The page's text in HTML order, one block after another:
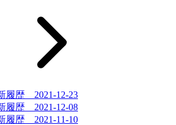
履歴 2021-12-23
履歴 2021-12-08
履歴 2021-11-10